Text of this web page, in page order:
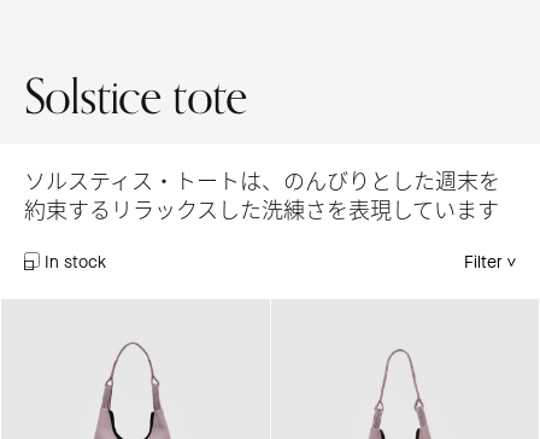
Solstice tote
ソルスティス・トートは、のんびりとした週末を
約束するリラックスした洗練さを表現しています
In stock Filter